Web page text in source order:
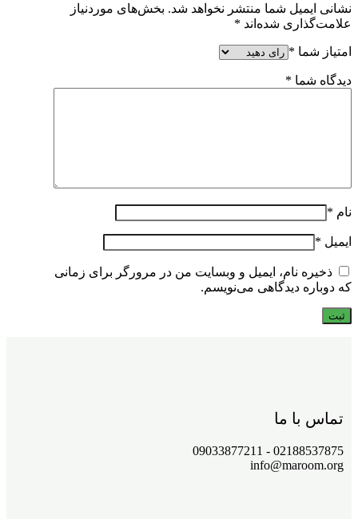
نشانی ایمیل شما منتشر نخواهد شد. بخش‌های موردنیاز
علامت‌گذاری شده‌اند *
امتیاز شما *
دیدگاه شما *
نام *
ایمیل *
ذخیره نام، ایمیل و وبسایت من در مرورگر برای زمانی
که دوباره دیدگاهی می‌نویسم.
تماس با ما
02188537875 - 09033877211
info@maroom.org